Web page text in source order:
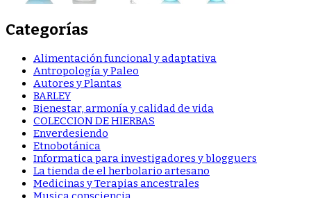
Categorías
Alimentación funcional y adaptativa
Antropología y Paleo
Autores y Plantas
BARLEY
Bienestar, armonía y calidad de vida
COLECCION DE HIERBAS
Enverdesiendo
Etnobotánica
Informatica para investigadores y blogguers
La tienda de el herbolario artesano
Medicinas y Terapias ancestrales